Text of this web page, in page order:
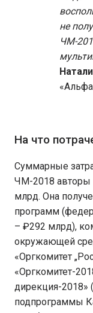
не
ЧМ-
На что
Суммарные
ЧМ-2018 авторы
млрд. Она
программ
– ₽292 млрд),
окружающей
«Оргкомитет
«Оргкомитет-
дирекция-2018»
подпрограммы